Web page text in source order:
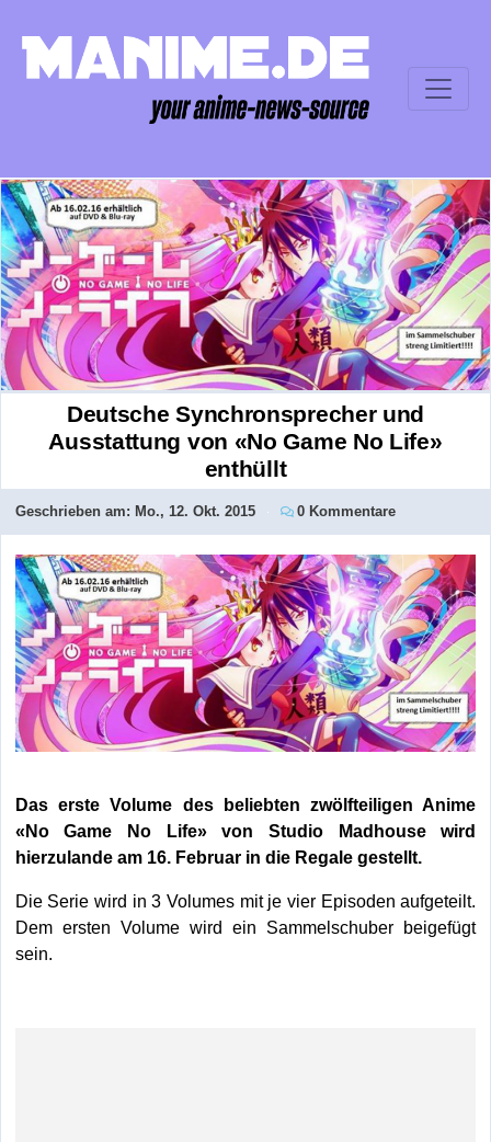
Deutsche Synchronsprecher und
Ausstattung von «No Game No Life»
enthüllt
Geschrieben am: Mo., 12. Okt. 2015 0 Kommentare
Das erste Volume des beliebten zwölfteiligen Anime
«No Game No Life» von Studio Madhouse wird
hierzulande am 16. Februar in die Regale gestellt.
Die Serie wird in 3 Volumes mit je vier Episoden aufgeteilt.
Dem ersten Volume wird ein Sammelschuber beigefügt
sein.